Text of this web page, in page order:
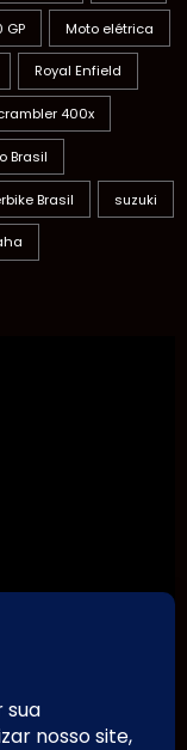
GP Moto elétrica
Royal Enfield
400x
Brasil
Brasil suzuki